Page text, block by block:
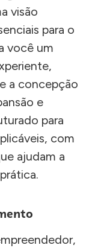
visão
para o
você um
a concepção
e
para
com
ajudam a